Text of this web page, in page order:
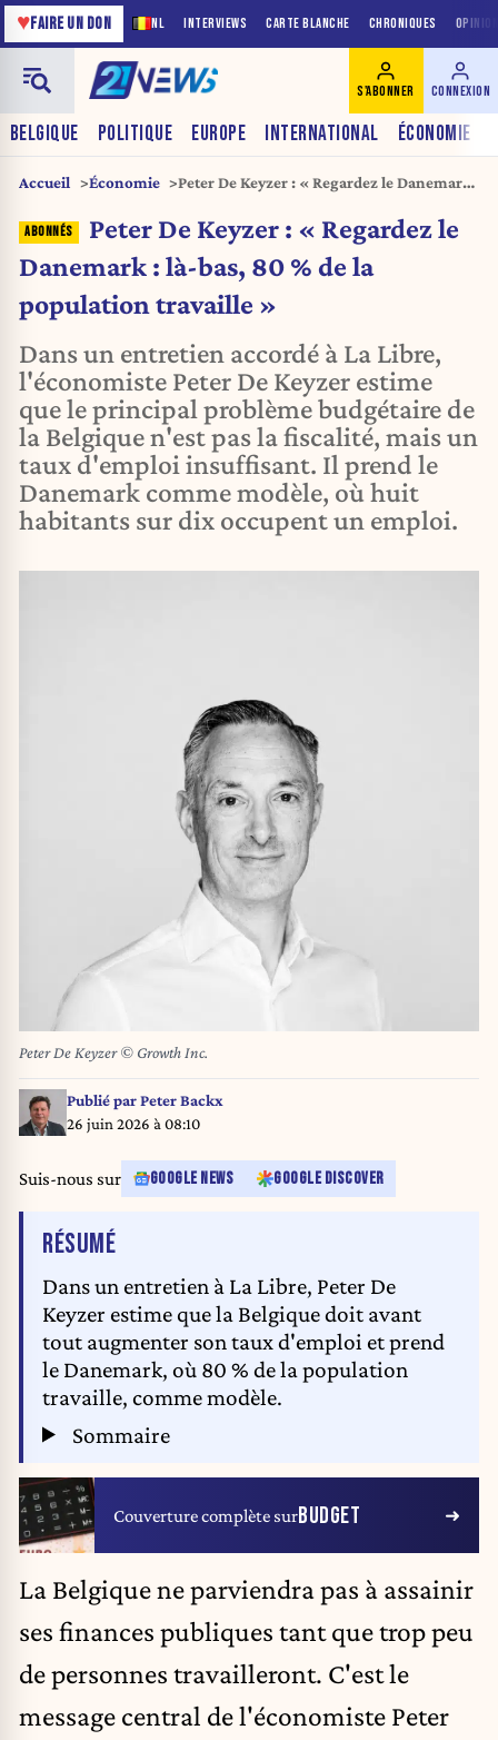
NL INTERVIEWS CARTE BLANCHE CHRONIQUES
♥FAIRE UN DON
BELGIQUE POLITIQUE EUROPE INTERNATIONAL ÉCONOMIE
S'ABONNER CONNEXION
Accueil Économie
Peter De Keyzer : « Regardez le Danemark :
Peter De Keyzer : « Regardez le
Danemark : là-bas, 80 % de la
population travaille »
Dans un entretien accordé à La Libre,
l'économiste Peter De Keyzer estime
que le principal problème budgétaire de
la Belgique n'est pas la fiscalité, mais un
taux d'emploi insuffisant. Il prend le
Danemark comme modèle, où huit
habitants sur dix occupent un emploi.
Peter De Keyzer © Growth Inc.
Publié parPeter Backx
26 juin 2026 à 08:10
Suis-nous sur GOOGLE NEWS GOOGLE DISCOVER
RÉSUMÉDE L'ARTICLE
Dans un entretien à La Libre, Peter De
Keyzer estime que la Belgique doit avant
tout augmenter son taux d'emploi et prend
le Danemark, où 80 % de la population
travaille, comme modèle.
Sommaire
Couverture complète surBUDGET
La Belgique ne parviendra pas à assainir
ses finances publiques tant que trop peu
de personnes travailleront. C'est le
message central de l'économiste Peter